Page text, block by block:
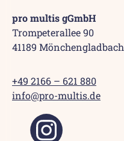
pro multis gGmbH
Trompeterallee 90
41189 Mönchengladbach
+49 2166 – 621 880
info@pro-multis.de